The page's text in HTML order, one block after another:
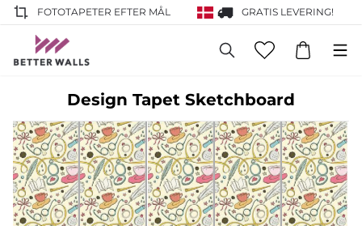
FOTOTAPETER EFTER MÅL GRATIS LEVERING!
Design Tapet Sketchboard